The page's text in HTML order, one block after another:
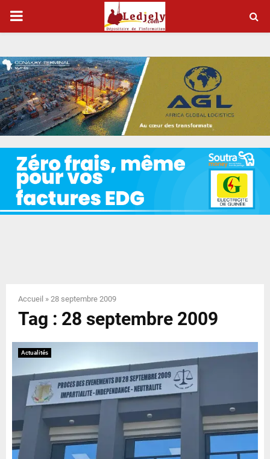
P
I
M
A
Y
N
U
Accueil » 28 septembre 2009
Tag : 28 septembre 2009
Actualités